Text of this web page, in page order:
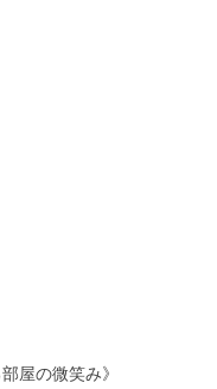
部屋の微笑み》